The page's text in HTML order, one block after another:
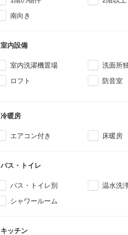
南向き
室内設備
室内洗濯機置場
洗面所
ロフト
防音室
冷暖房
エアコン付き 床暖房
バス・トイレ
バス・トイレ別
温水洗
シャワールーム
キッチン